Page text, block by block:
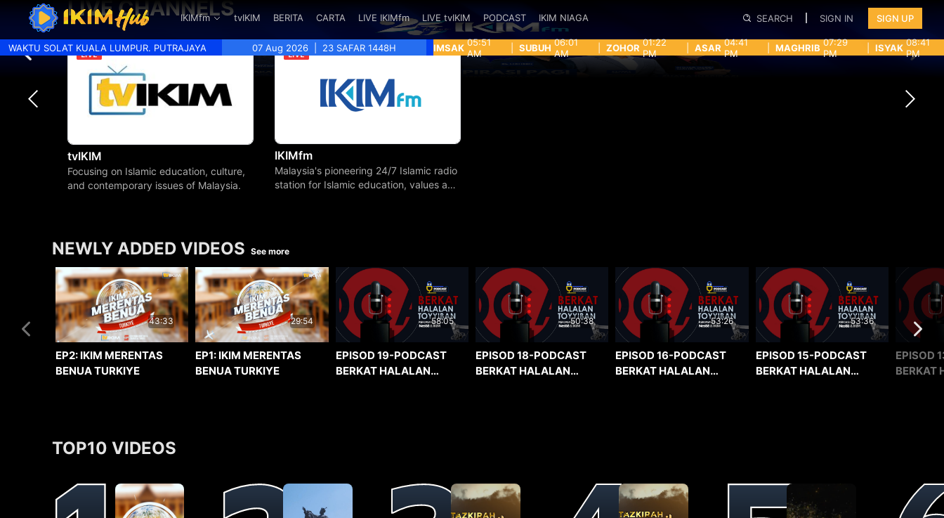
IKIMfm tvIKIM BERITA CARTA LIVE IKIMfm LIVE tvIKIM PODCAST IKIM NIAGA SEARCH SIGN IN SIGN UP
WAKTU SOLAT KUALA LUMPUR. PUTRAJAYA 07 Aug 2026 23 SAFAR 1448H IMSAK 05:51
AM
SUBUH 06:01
AM
ZOHOR 01:22
PM
ASAR 04:41
PM
MAGHRIB 07:29
PM
ISYAK 08:41
PM
LIVE CHANNELS
tvIKIM
Focusing on Islamic education, culture,
and contemporary issues of Malaysia.
IKIMfm
Malaysia's pioneering 24/7 Islamic radio
station for Islamic education, values and
NEWLY ADDED VIDEOS See more
43:33
EP2: IKIM MERENTAS
BENUA TURKIYE
29:54
EP1: IKIM MERENTAS
BENUA TURKIYE
58:05
EPISOD 19-PODCAST
BERKAT HALALAN
50:38
EPISOD 18-PODCAST
BERKAT HALALAN
53:26
EPISOD 16-PODCAST
BERKAT HALALAN
53:36
EPISOD 15-PODCAST
BERKAT HALALAN
EPISOD
BERKAT
TOP10 VIDEOS